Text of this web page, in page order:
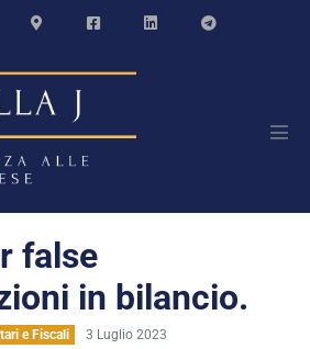
false
in bilancio.
e Fiscali 3 Luglio 2023